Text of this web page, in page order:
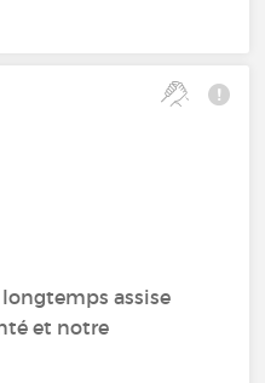
assise
et notre